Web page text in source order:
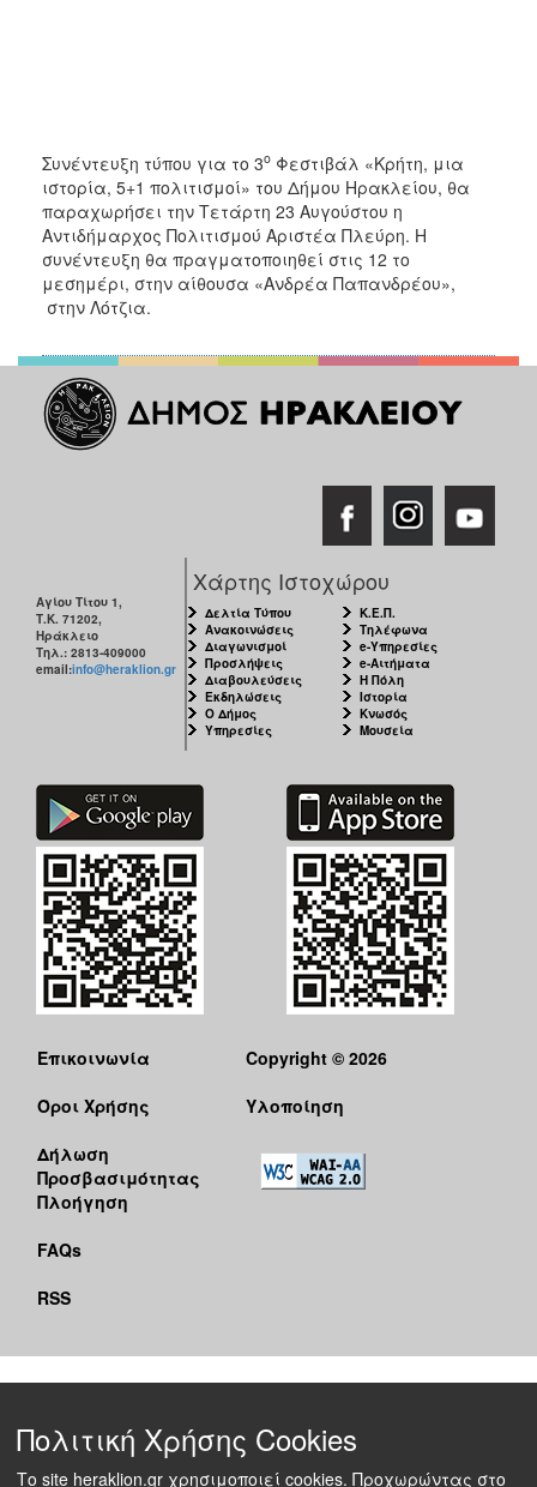
ΔΗΜΟΤΗΣ
ΕΠΙΣΚΕΠΤΗΣ
ΗΡΑΚΛΕΙΟ
Συνέντευξη τύπου για το 3ο Φεστιβάλ «Κρήτη, μια
ιστορία, 5+1 πολιτισμοί» του Δήμου Ηρακλείου, θα
παραχωρήσει την Τετάρτη 23 Αυγούστου η
Αντιδήμαρχος Πολιτισμού Αριστέα Πλεύρη. Η
συνέντευξη θα πραγματοποιηθεί στις 12 το
μεσημέρι, στην αίθουσα «Ανδρέα Παπανδρέου»,
στην Λότζια.
Αγίου Τίτου 1,
Τ.Κ. 71202,
Ηράκλειο
Τηλ.: 2813-409000
email:info@heraklion.gr
Χάρτης Ιστοχώρου
Δελτία Τύπου
Ανακοινώσεις
Διαγωνισμοί
Προσλήψεις
Διαβουλεύσεις
Εκδηλώσεις
Ο Δήμος
Υπηρεσίες
Κ.Ε.Π.
Τηλέφωνα
e-Υπηρεσίες
e-Αιτήματα
Η Πόλη
Ιστορία
Κνωσός
Μουσεία
Επικοινωνία
Όροι Χρήσης
Δήλωση
Προσβασιμότητας
Πλοήγηση
FAQs
RSS
Copyright © 2026
Υλοποίηση
Πολιτική Χρήσης Cookies
Το site heraklion.gr χρησιμοποιεί cookies. Προχωρώντας στο